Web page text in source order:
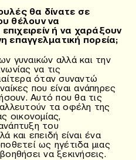
θα δίνατε σε
θέλουν να
ή να χαράξουν
επαγγελματική πορεία;
γυναικών αλλά και την
να τις
όταν συναντώ
που είναι ανάπηρες
Αυτό που θα τις
τα οφέλη της
οικονομίας,
του
και επειδή είναι ένα
ως ηγέτιδα μιας
να ξεκινήσεις.